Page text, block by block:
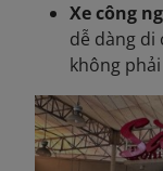
Xe công
dễ dàng di
không